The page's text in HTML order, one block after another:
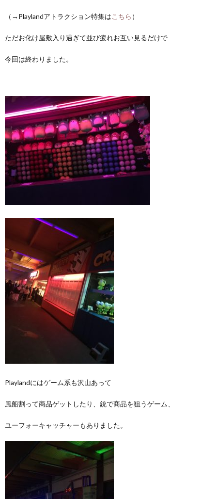
（→Playlandアトラクション特集はこちら ）
ただお化け屋敷入り過ぎて並び疲れお互い見るだけで
今回は終わりました。
Playlandにはゲーム系も沢山あって
風船割って商品ゲットしたり、銃で商品を狙うゲーム、
ユーフォーキャッチャーもありました。